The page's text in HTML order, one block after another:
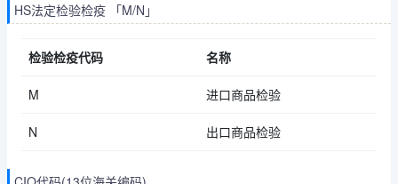
HS法定检验检疫 「M/N」
检验检疫代码 名称
M 进口商品检验
N 出口商品检验